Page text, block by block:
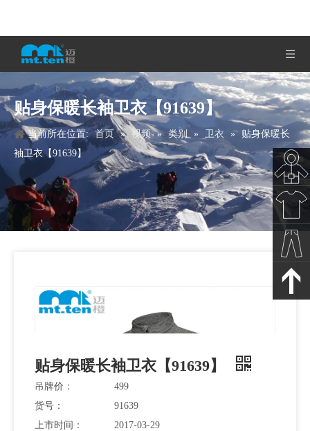
贴身保暖长袖卫衣【91639】
当前所在位置: 首页 » 视频 » 类别 » 卫衣 » 贴身保暖长
袖卫衣【91639】
贴身保暖长袖卫衣【91639】
吊牌价：
499
货号：
91639
上市时间：
2017-03-29
秋冬新
春夏新
款
裤子下